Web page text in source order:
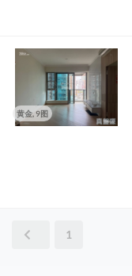
黄金, 9图
1